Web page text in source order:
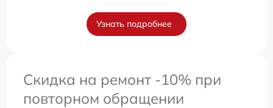
Узнать подробнее
Скидка на ремонт -10% при
повторном обращении